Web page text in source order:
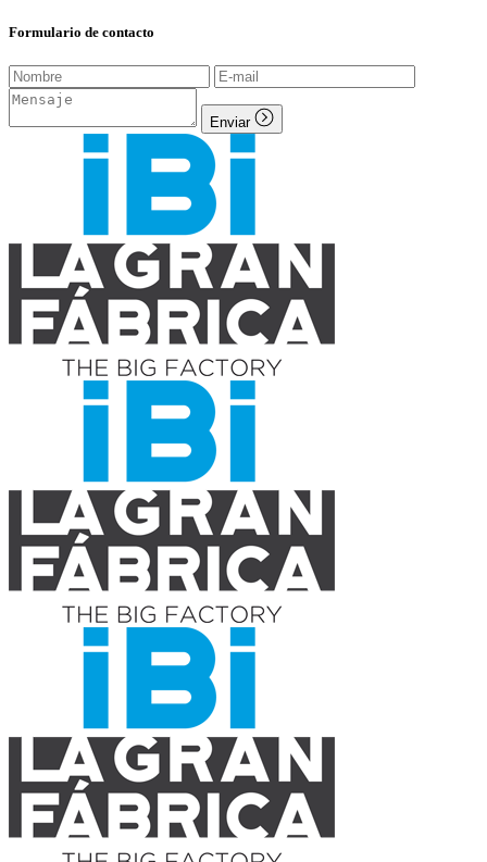
Formulario de contacto
Enviar